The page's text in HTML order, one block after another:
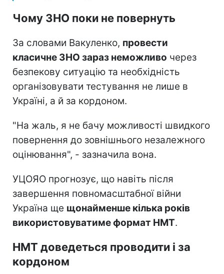
Чому ЗНО поки не повернуть
За словами Вакуленко, провести
класичне ЗНО зараз неможливо через
безпекову ситуацію та необхідність
організовувати тестування не лише в
Україні, а й за кордоном.
"На жаль, я не бачу можливості швидкого
повернення до зовнішнього незалежного
оцінювання", - зазначила вона.
УЦОЯО прогнозує, що навіть після
завершення повномасштабної війни
Україна ще щонайменше кілька років
використовуватиме формат НМТ.
НМТ доведеться проводити і за
кордоном